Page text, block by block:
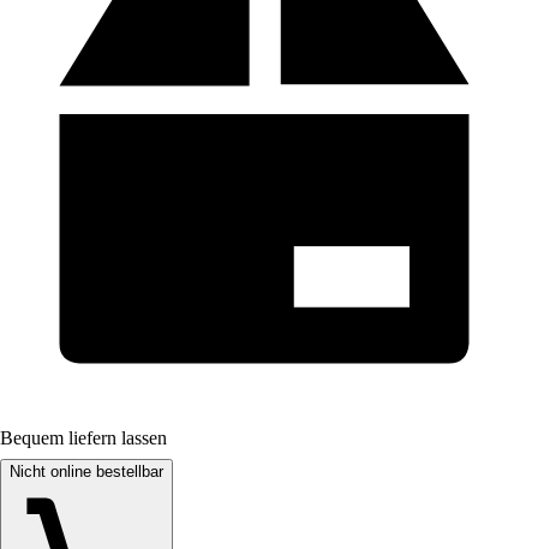
Bequem liefern lassen
Nicht online bestellbar